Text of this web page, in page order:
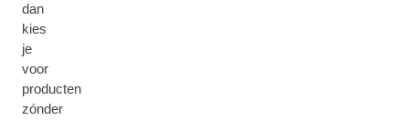
dan
kies
je
voor
producten
zónder